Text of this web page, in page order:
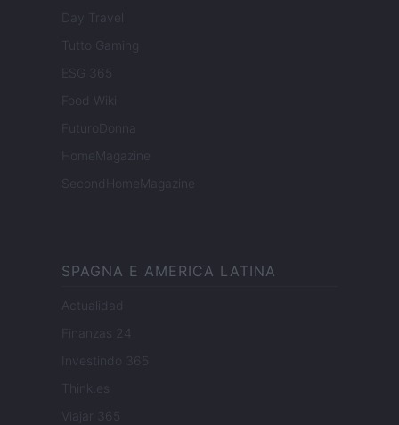
Day Travel
Tutto Gaming
ESG 365
Food Wiki
FuturoDonna
HomeMagazine
SecondHomeMagazine
SPAGNA E AMERICA LATINA
Actualidad
Finanzas 24
Investindo 365
Think.es
Viajar 365